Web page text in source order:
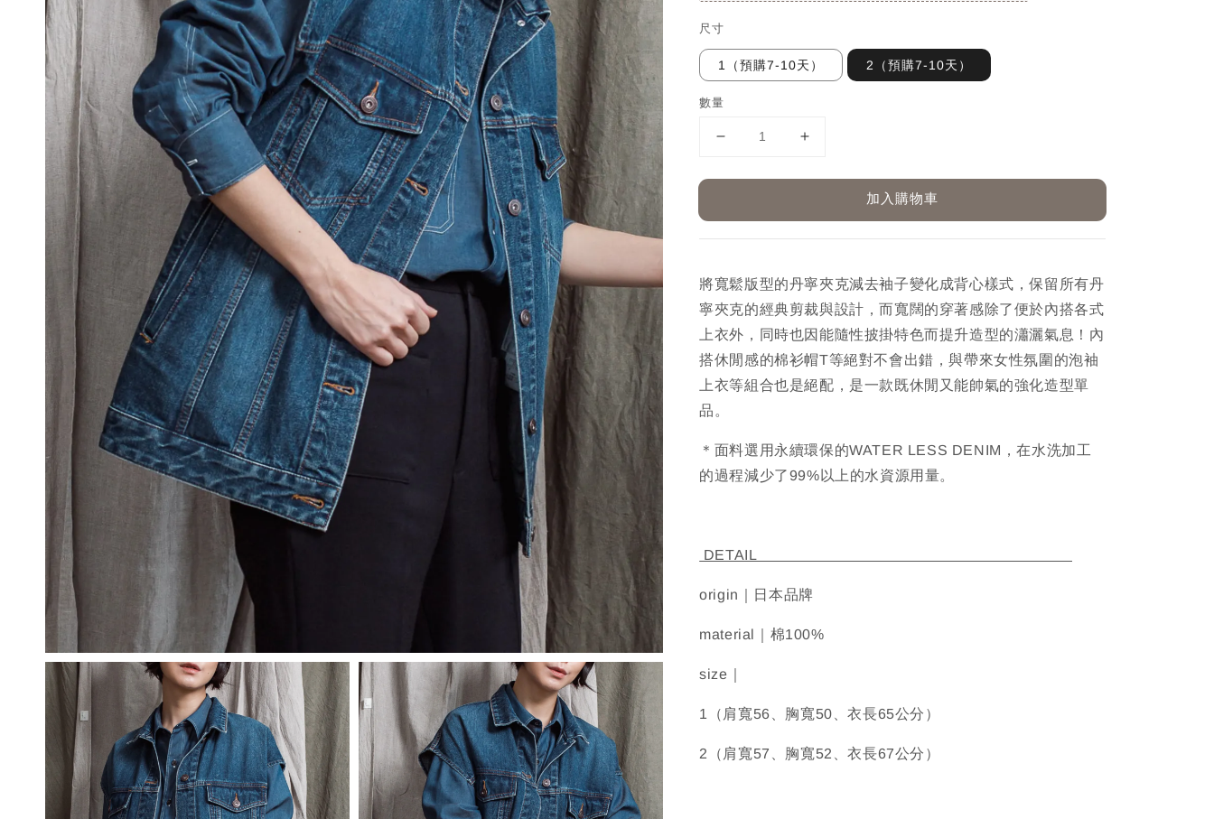
尺寸
1（預購7-10天） 2（預購7-10天）
數量
加入購物車
將寬鬆版型的丹寧夾克減去袖子變化成背心樣式，保留所有丹
寧夾克的經典剪裁與設計，而寬闊的穿著感除了便於內搭各式
上衣外，同時也因能隨性披掛特色而提升造型的瀟灑氣息！內
搭休閒感的棉衫帽T等絕對不會出錯，與帶來女性氛圍的泡袖
上衣等組合也是絕配，是一款既休閒又能帥氣的強化造型單
品。
＊面料選用永續環保的WATER LESS DENIM，在水洗加工
的過程減少了99%以上的水資源用量。
DETAIL
origin｜日本品牌
material｜棉100%
size｜
1（肩寬56、胸寬50、衣長65公分）
2（肩寬57、胸寬52、衣長67公分）